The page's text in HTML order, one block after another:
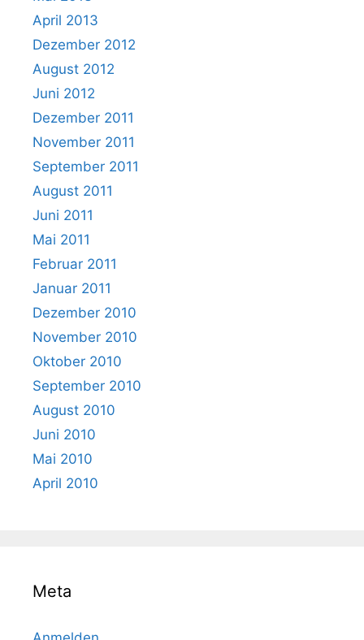
April 2013
Dezember 2012
August 2012
Juni 2012
Dezember 2011
November 2011
September 2011
August 2011
Juni 2011
Mai 2011
Februar 2011
Januar 2011
Dezember 2010
November 2010
Oktober 2010
September 2010
August 2010
Juni 2010
Mai 2010
April 2010
Meta